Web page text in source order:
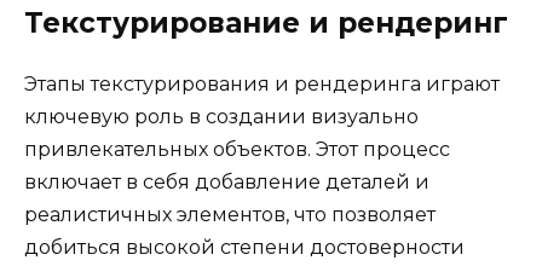
Текстурирование и рендеринг
Этапы текстурирования и рендеринга играют
ключевую роль в создании визуально
привлекательных объектов. Этот процесс
включает в себя добавление деталей и
реалистичных элементов, что позволяет
добиться высокой степени достоверности